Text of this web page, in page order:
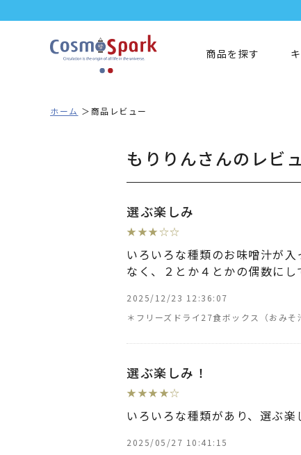
商品を探す
ホーム 商品レビュー
もりりんさんのレビ
選ぶ楽しみ
★ ★★☆☆
いろいろな種類のお味噌汁が
なく、２とか４とかの偶数にし
2025/12/23 12:36:07
＊フリーズドライ27食ボックス（おみそ
選ぶ楽しみ！
★ ★★ ★☆
いろいろな種類があり、選ぶ楽
2025/05/27 10:41:15